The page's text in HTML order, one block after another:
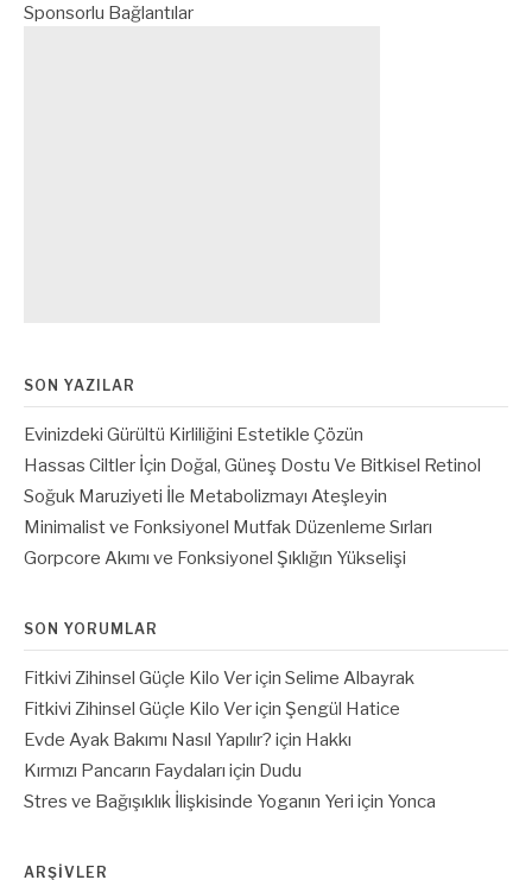
Sponsorlu Bağlantılar
SON YAZILAR
Evinizdeki Gürültü Kirliliğini Estetikle Çözün
Hassas Ciltler İçin Doğal, Güneş Dostu Ve Bitkisel Retinol
Soğuk Maruziyeti İle Metabolizmayı Ateşleyin
Minimalist ve Fonksiyonel Mutfak Düzenleme Sırları
Gorpcore Akımı ve Fonksiyonel Şıklığın Yükselişi
SON YORUMLAR
Fitkivi Zihinsel Güçle Kilo Veriçin Selime Albayrak
Fitkivi Zihinsel Güçle Kilo Veriçin Şengül Hatice
Evde Ayak Bakımı Nasıl Yapılır? için Hakkı
Kırmızı Pancarın Faydaları için Dudu
Stres ve Bağışıklık İlişkisinde Yoganın Yeri için Yonca
ARŞIVLER